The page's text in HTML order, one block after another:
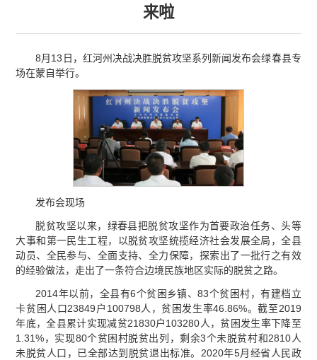
来啦
8月13日，红河州决战决胜脱贫攻坚系列新闻发布会绿春县专
场在蒙自举行。
发布会现场
脱贫攻坚以来，绿春县把脱贫攻坚作为首要政治任务、头等
大事和第一民生工程，以脱贫攻坚统揽经济社会发展全局，全县
动员、全民参与、全面支持、全力保障，探索出了一批行之有效
的经验做法，走出了一条符合边境民族地区实际的脱贫之路。
2014年以前，全县有6个贫困乡镇、83个贫困村，有建档立
卡贫困人口23849户100798人，贫困发生率46.86%。截至2019
年底，全县累计实现减贫21830户103280人，贫困发生率下降至
1.31%，实现80个贫困村脱贫出列，剩余3个未脱贫村和2810人
未脱贫人口，已全部达到脱贫退出标准。2020年5月经省人民政